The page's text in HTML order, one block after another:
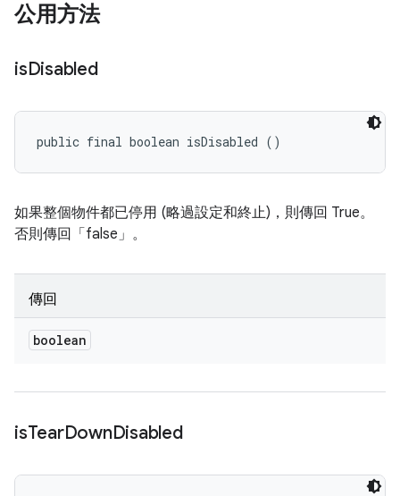
公用方法
isDisabled
public final boolean isDisabled ()
如果整個物件都已停用 (略過設定和終止)，則傳回 True。
否則傳回「false」。
傳回
boolean
isTearDownDisabled